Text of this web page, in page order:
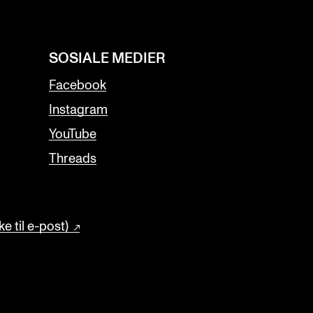
til e-post)
SOSIALE MEDIER
Facebook
Instagram
YouTube
Threads